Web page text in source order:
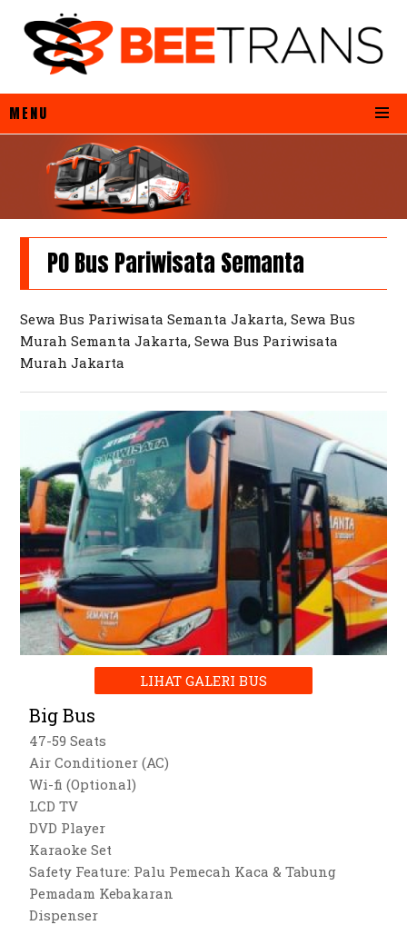
MENU
PO Bus Pariwisata Semanta
Sewa Bus Pariwisata Semanta Jakarta, Sewa Bus
Murah Semanta Jakarta, Sewa Bus Pariwisata
Murah Jakarta
LIHAT GALERI BUS
Big Bus
47-59 Seats
Air Conditioner (AC)
Wi-fi (Optional)
LCD TV
DVD Player
Karaoke Set
Safety Feature: Palu Pemecah Kaca & Tabung
Pemadam Kebakaran
Dispenser